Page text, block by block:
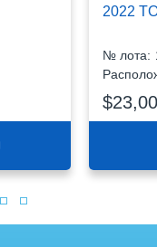
2022
№ лота: